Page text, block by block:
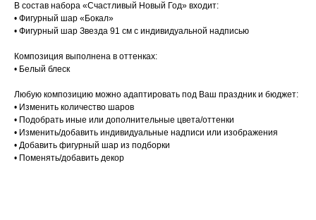
В состав набора «Счастливый Новый Год» входит:
• Фигурный шар «Бокал»
• Фигурный шар Звезда 91 см с индивидуальной надписью
Композиция выполнена в оттенках:
• Белый блеск
Любую композицию можно адаптировать под Ваш праздник и бюджет:
• Изменить количество шаров
• Подобрать иные или дополнительные цвета/оттенки
• Изменить/добавить индивидуальные надписи или изображения
• Добавить фигурный шар из подборки
• Поменять/добавить декор